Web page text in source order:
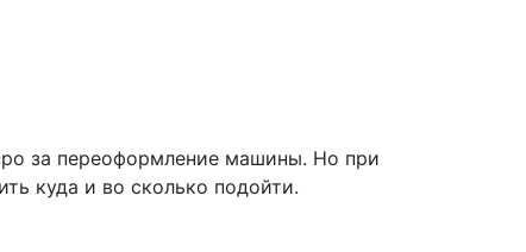
за переоформление машины. Но при
куда и во сколько подойти.